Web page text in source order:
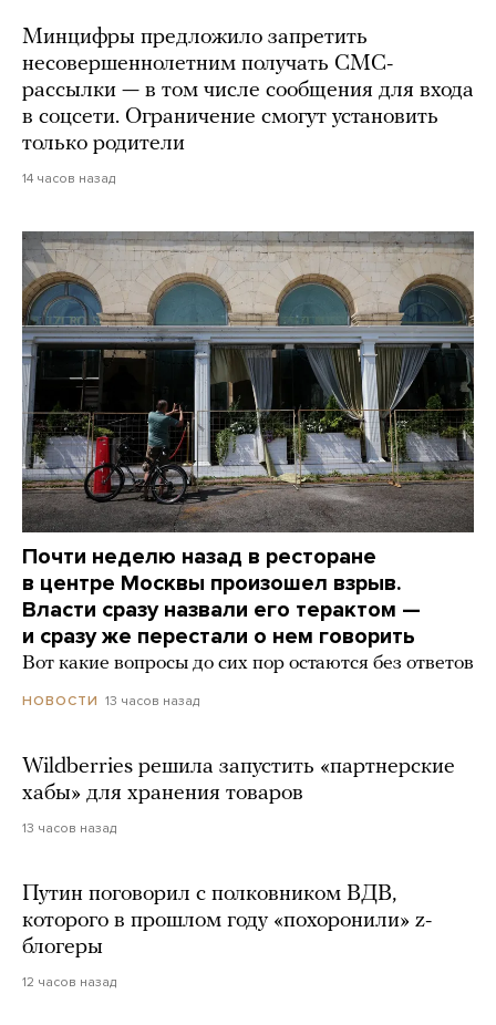
Минцифры предложило запретить
несовершеннолетним получать СМС-
рассылки — в том числе сообщения для входа
в соцсети. Ограничение смогут установить
только родители
14 часов назад
Почти неделю назад в ресторане
в центре Москвы произошел взрыв.
Власти сразу назвали его терактом —
и сразу же перестали о нем говорить
Вот какие вопросы до сих пор остаются без ответов
НОВОСТИ 13 часов назад
Wildberries решила запустить «партнерские
хабы» для хранения товаров
13 часов назад
Путин поговорил с полковником ВДВ,
которого в прошлом году «похоронили» z-
блогеры
12 часов назад